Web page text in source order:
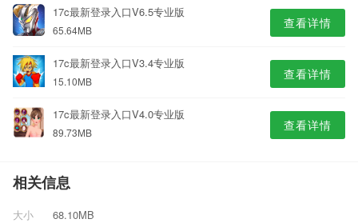
17c最新登录入口V6.5专业版
65.64MB 查看详情
17c最新登录入口V3.4专业版
15.10MB 查看详情
17c最新登录入口V4.0专业版
89.73MB 查看详情
相关信息
大小
68.10MB